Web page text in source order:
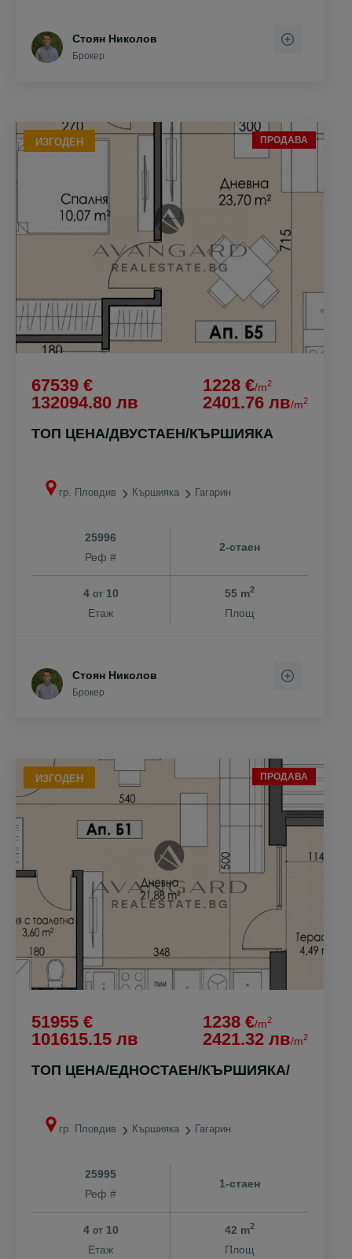
Стоян Николов
Брокер
ПРОДАВА
ИЗГОДЕН
67539 €
132094.80 лв
1228 €/m2
2401.76 лв/m2
ТОП ЦЕНА/ДВУСТАЕН/КЪРШИЯКА
гр. Пловдив Кършияка Гагарин
25996
Реф #
2-стаен
4 от10
Етаж
55 m2
Площ
Стоян Николов
Брокер
ПРОДАВА
ИЗГОДЕН
51955 €
101615.15 лв
1238 €/m2
2421.32 лв/m2
ТОП ЦЕНА/ЕДНОСТАЕН/КЪРШИЯКА/
гр. Пловдив Кършияка Гагарин
25995
Реф #
1-стаен
4 от10
Етаж
42 m2
Площ